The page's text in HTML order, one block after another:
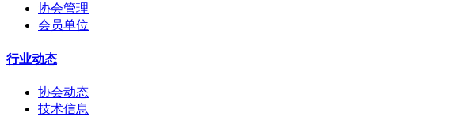
协会管理
会员单位
行业动态
协会动态
技术信息